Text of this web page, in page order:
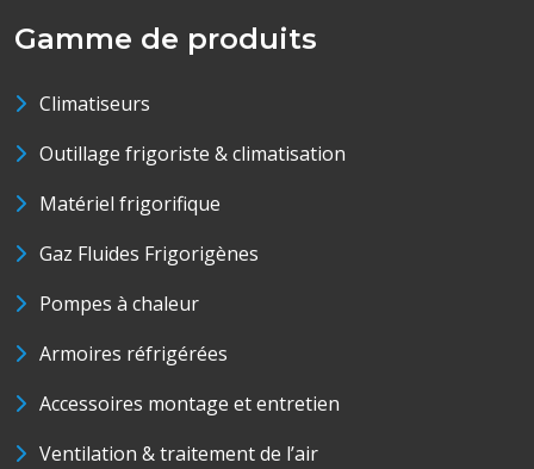
Gamme de produits
Climatiseurs
Outillage frigoriste & climatisation
Matériel frigorifique
Gaz Fluides Frigorigènes
Pompes à chaleur
Armoires réfrigérées
Accessoires montage et entretien
Ventilation & traitement de l’air